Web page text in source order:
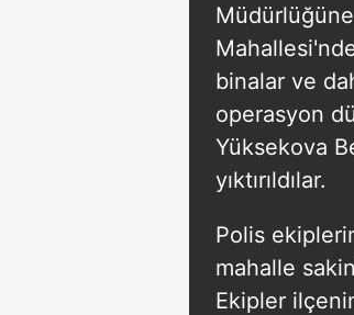
binalar ve
operasyon
Yüksekova
yıktırıldılar.
Polis
mahalle
Ekipler